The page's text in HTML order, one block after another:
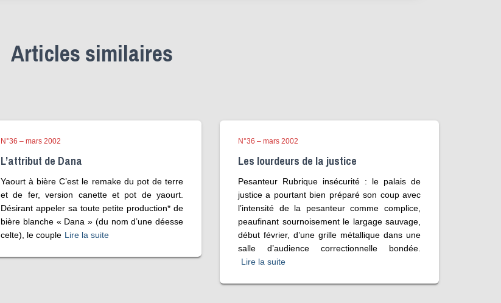
Articles similaires
N°36 – mars 2002
L’attribut de Dana
Yaourt à bière C’est le remake du pot de terre
et de fer, version canette et pot de yaourt.
Désirant appeler sa toute petite production* de
bière blanche « Dana » (du nom d’une déesse
celte), le couple Lire la suite
N°36 – mars 2002
Les lourdeurs de la justice
Pesanteur Rubrique insécurité : le palais de
justice a pourtant bien préparé son coup avec
l’intensité de la pesanteur comme complice,
peaufinant sournoisement le largage sauvage,
début février, d’une grille métallique dans une
salle d’audience correctionnelle bondée.
Lire la suite